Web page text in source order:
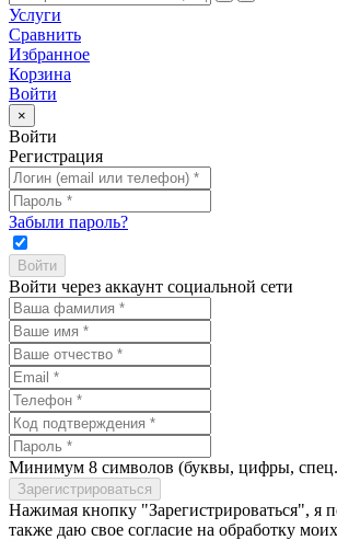
Услуги
Сравнить
Избранное
Корзина
Войти
×
Войти
Регистрация
Забыли пароль?
Войти через аккаунт социальной сети
Минимум 8 символов (буквы, цифры,
Нажимая кнопку "Зарегистрироваться", я
также даю свое согласие на обработку